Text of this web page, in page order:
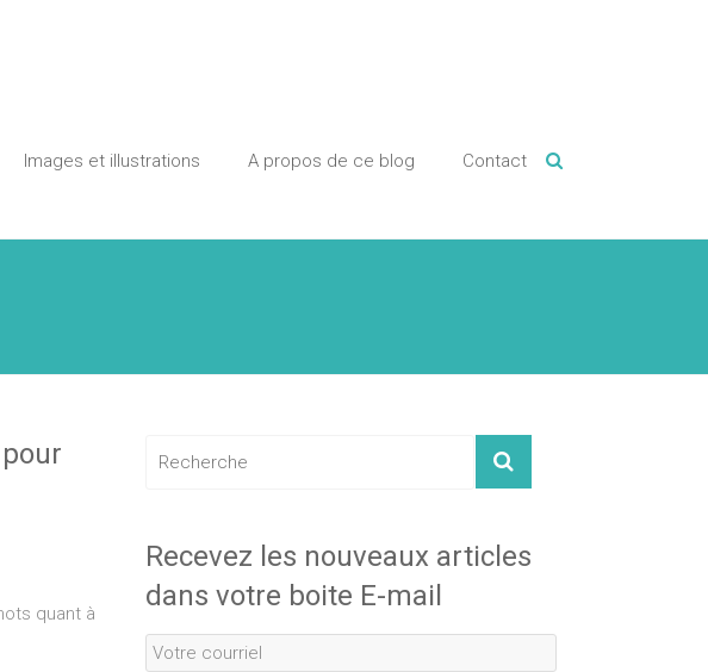
Images et illustrations A propos de ce blog Contact
quant à
Recevez les nouveaux articles
dans votre boite E-mail